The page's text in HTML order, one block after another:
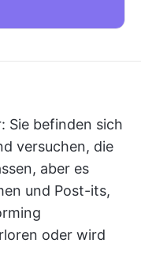
Sie befinden sich
versuchen, die
aber es
und Post-its,
oder wird